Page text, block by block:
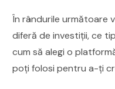
În rândurile următoare
diferă de investiții, ce
cum să alegi o
poți folosi pentru a-ți